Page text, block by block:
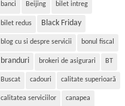
banci Beijing bilet intreg
bilet redus Black Friday
blog cu si despre servicii bonul fiscal
branduri brokeri de asigurari BT
Buscat cadouri calitate superioară
calitatea serviciilor canapea